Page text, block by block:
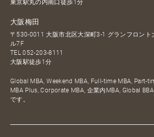
東京駅丸の内南口徒歩1分
大阪梅田
〒530-0011 大阪市北区大深町3-1 グランフロント
ル7F
TEL052-203-8111
大阪駅徒歩1分
Global MBA, Weekend MBA, Full-time MBA, Part-
MBA Plus, Corporate MBA, 企業内MBA, Global
です。